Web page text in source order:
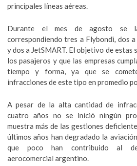
principales líneas aéreas.
Durante el mes de agosto se
correspondiendo tres a Flybondi, dos
y dos a JetSMART. El objetivo de estas
los pasajeros y que las empresas
tiempo y forma, ya que se
infracciones de este tipo en promedio
A pesar de la alta cantidad de
cuatro años no se inició ningún
muestra más de las gestiones
últimos años han degradado la
que poco han contribuido al
aerocomercial argentino.